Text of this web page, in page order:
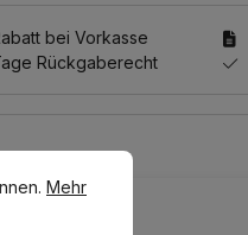
bei Vorkasse
Rückgaberecht
überspringen
Mehr Informationen ...
Mehr